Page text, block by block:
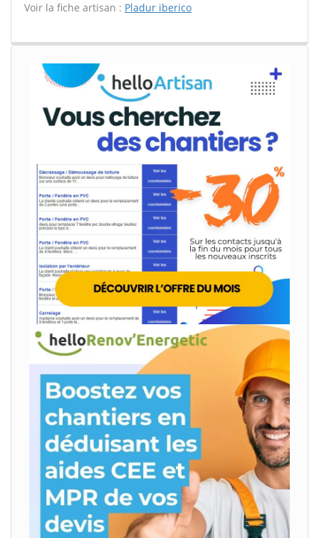
Voir la fiche artisan : Pladur iberico